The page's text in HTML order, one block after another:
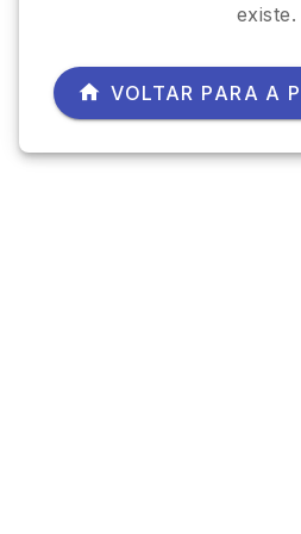
existe.
VOLTAR PARA A